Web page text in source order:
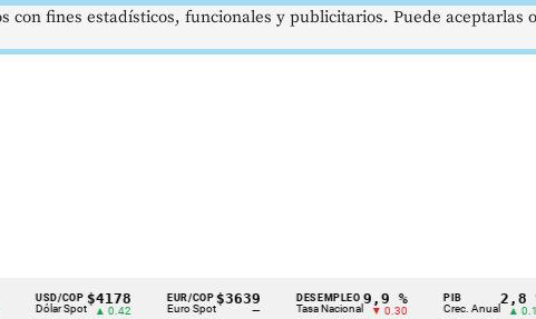
COP
Spot
$4178
▲ 0.42
EUR/COP
Euro Spot
$3639
—
DESEMPLEO
Tasa Nacional
9,9 %
▼ 0.30
PIB
Crec. Anual
2,8 %
▲ 0.10
con fines estadísticos, funcionales y publicitarios. Puede aceptarlas